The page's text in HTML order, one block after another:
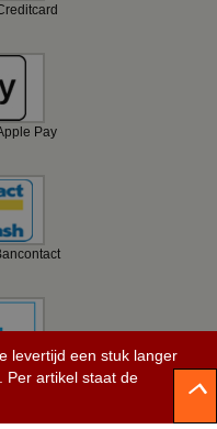
Pay
KBC
levertijd een stuk langer
Per artikel staat de